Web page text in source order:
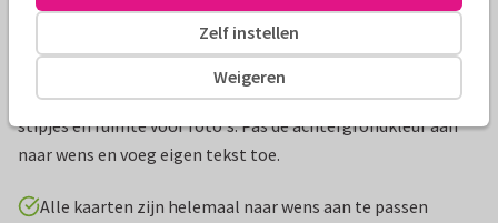
Productinformatie
Uitnodiging voor lentefeest of communie met een panter,
stipjes en ruimte voor foto's. Pas de achtergrondkleur aan
naar wens en voeg eigen tekst toe.
Alle kaarten zijn helemaal naar wens aan te passen
Weigeren
Zelf instellen